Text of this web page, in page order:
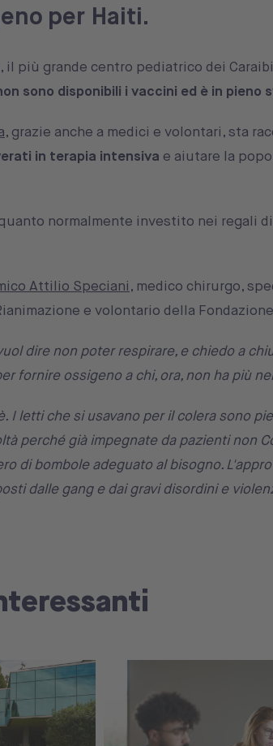
per Haiti.
il più grande centro pediatrico dei
sono disponibili i vaccini ed è in pieno
, grazie anche a medici e volontari, sta
in terapia intensiva e aiutare la
normalmente investito nei regali
Attilio Speciani, medico chirurgo,
e volontario della Fondazione
dire non poter respirare, e chiedo a
fornire ossigeno a chi, ora, non ha più
I letti che si usavano per il colera sono
perché già impegnate da pazienti non
di bombole adeguato al bisogno.
dalle gang e dai gravi disordini e